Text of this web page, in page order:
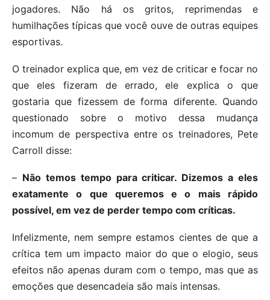
jogadores. Não há os gritos, reprimendas e
humilhações típicas que você ouve de outras equipes
esportivas.
O treinador explica que, em vez de criticar e focar no
que eles fizeram de errado, ele explica o que
gostaria que fizessem de forma diferente. Quando
questionado sobre o motivo dessa mudança
incomum de perspectiva entre os treinadores, Pete
Carroll disse:
– Não temos tempo para criticar. Dizemos a eles
exatamente o que queremos e o mais rápido
possível, em vez de perder tempo com críticas.
Infelizmente, nem sempre estamos cientes de que a
crítica tem um impacto maior do que o elogio, seus
efeitos não apenas duram com o tempo, mas que as
emoções que desencadeia são mais intensas.